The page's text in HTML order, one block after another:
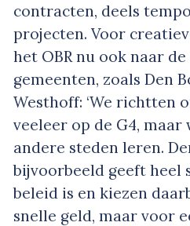
contracten, deels
projecten. Voor
het OBR nu ook naar
gemeenten, zoals Den
Westhoff: ‘We richtten
veeleer op de G4, maar
andere steden leren.
bijvoorbeeld geeft heel
beleid is en kiezen
snelle geld, maar voor